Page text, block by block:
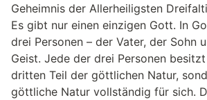
Geheimnis der Allerheiligsten
Es gibt nur einen einzigen Gott. In
drei Personen – der Vater, der Sohn
Geist. Jede der drei Personen
dritten Teil der göttlichen Natur,
göttliche Natur vollständig für sich.